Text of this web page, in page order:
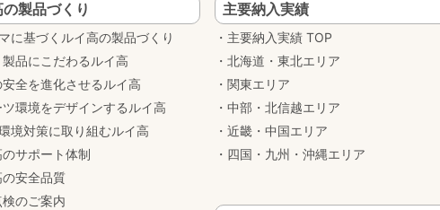
製品づくり
に基づくルイ高の製品づくり
製品にこだわるルイ高
全を進化させるルイ高
ツ環境をデザインするルイ高
境対策に取り組むルイ高
のサポート体制
の安全品質
のご案内
主要納入実績
主要納入実績 TOP
北海道・東北エリア
関東エリア
中部・北信越エリア
近畿・中国エリア
四国・九州・沖縄エリア